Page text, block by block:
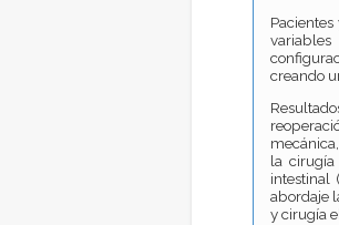
creando
la cirugía
intestinal
abordaje
y cirugía